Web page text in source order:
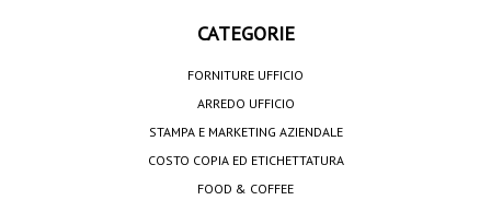
CATEGORIE
FORNITURE UFFICIO
ARREDO UFFICIO
STAMPA E MARKETING AZIENDALE
COSTO COPIA ED ETICHETTATURA
FOOD & COFFEE